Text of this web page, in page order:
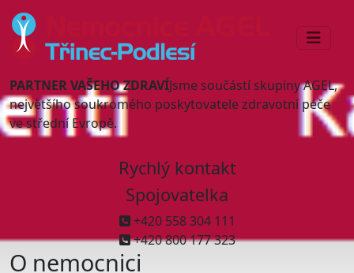
PARTNER VAŠEHO ZDRAVÍJsme součástí skupiny AGEL,
největšího soukromého poskytovatele zdravotní péče
ve střední Evropě.
Rychlý kontakt
Spojovatelka
+420 558 304 111
+420 800 177 323
O nemocnici